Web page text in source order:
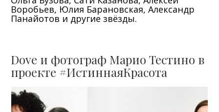
Воробьев, Юлия Барановская, Александр
Панайотов и другие звёзды.
Dove и фотограф Марио Тестино в
проекте #ИстиннаяКрасота